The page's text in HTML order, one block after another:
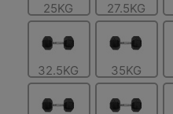
25KG 27.5KG
32.5KG 35KG